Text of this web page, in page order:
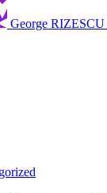
George RIZESCU